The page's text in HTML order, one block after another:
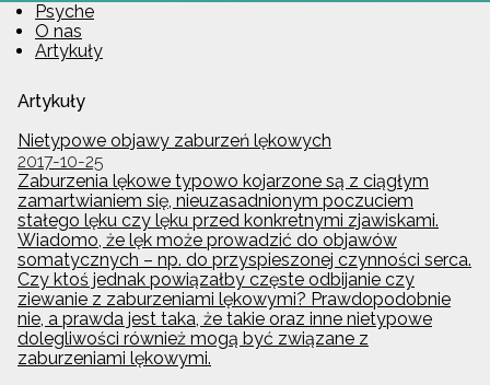
Psyche
O nas
Artykuły
Artykuły
Nietypowe objawy zaburzeń lękowych
2017-10-25
Zaburzenia lękowe typowo kojarzone są z ciągłym
zamartwianiem się, nieuzasadnionym poczuciem
stałego lęku czy lęku przed konkretnymi zjawiskami.
Wiadomo, że lęk może prowadzić do objawów
somatycznych – np. do przyspieszonej czynności serca.
Czy ktoś jednak powiązałby częste odbijanie czy
ziewanie z zaburzeniami lękowymi? Prawdopodobnie
nie, a prawda jest taka, że takie oraz inne nietypowe
dolegliwości również mogą być związane z
zaburzeniami lękowymi.